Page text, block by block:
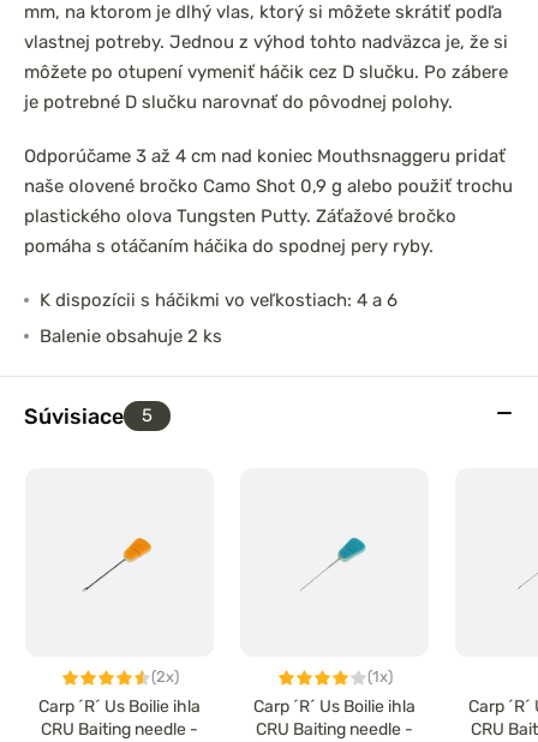
mm, na ktorom je dlhý vlas, ktorý si môžete skrátiť podľa
vlastnej potreby. Jednou z výhod tohto nadväzca je, že si
môžete po otupení vymeniť háčik cez D slučku. Po zábere
je potrebné D slučku narovnať do pôvodnej polohy.
Odporúčame 3 až 4 cm nad koniec Mouthsnaggeru pridať
naše olovené bročko Camo Shot 0,9 g alebo použiť trochu
plastického olova Tungsten Putty. Záťažové bročko
pomáha s otáčaním háčika do spodnej pery ryby.
K dispozícii s háčikmi vo veľkostiach: 4 a 6
Balenie obsahuje 2 ks
Súvisiace 5
(2x)
Carp ´R´ Us Boilie ihla
CRU Baiting needle -
(1x)
Carp ´R´ Us Boilie ihla
CRU Baiting needle -
Carp
CRU